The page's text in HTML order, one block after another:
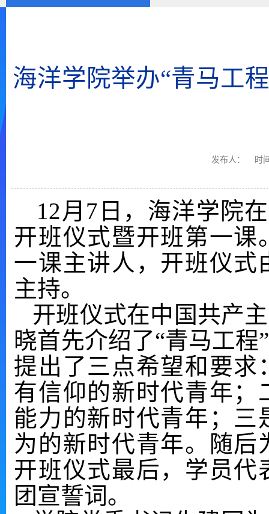
海洋学院举办“青马工
发布人： 时
12月7日，海洋学院
开班仪式暨开班第一课
一课主讲人，开班仪式
主持。
开班仪式在中国共产
晓首先介绍了“青马工
提出了三点希望和要求
有信仰的新时代青年；
能力的新时代青年；三
为的新时代青年。随
开班仪式最后，学员代
团宣誓词。